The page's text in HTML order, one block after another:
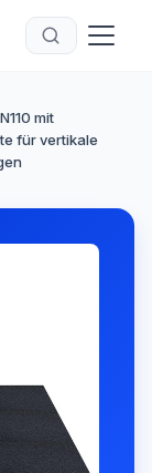
mit
für vertikale